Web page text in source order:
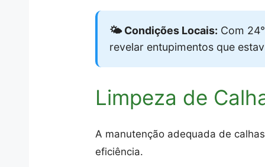
🌤️ Condições Locais: Com
revelar entupimentos que
Limpeza de
A manutenção adequada de
eficiência.